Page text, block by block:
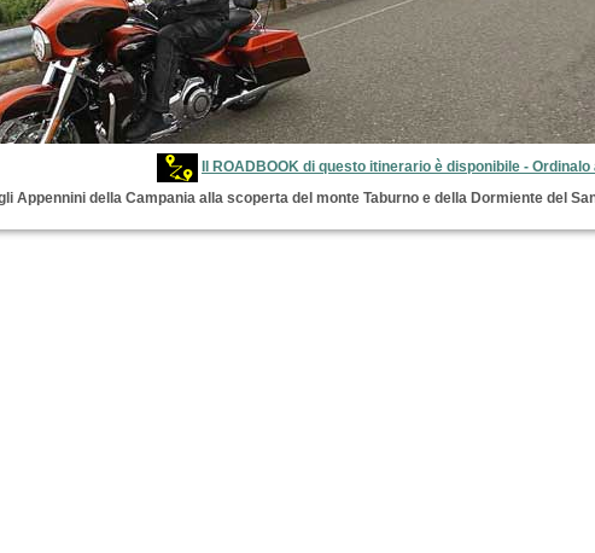
Il ROADBOOK di questo itinerario è disponibile -
Appennini della Campania alla scoperta del monte Taburno e della Dormiente del